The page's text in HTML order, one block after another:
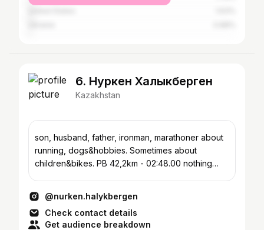
6. Нуркен Халыкберген
Kazakhstan
son, husband, father, ironman, marathoner about
running, dogs&hobbies. Sometimes about
children&bikes. PB 42,2km - 02:48.00 nothing
@nurken.halykbergen
Check contact details
Get audience breakdown